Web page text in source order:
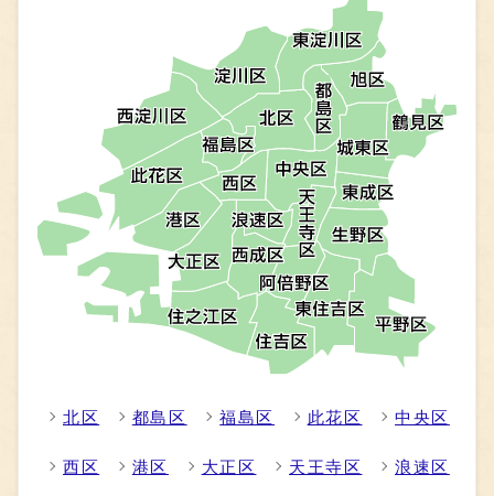
北区 都島区 福島区 此花区 中央区
西区 港区 大正区 天王寺区 浪速区